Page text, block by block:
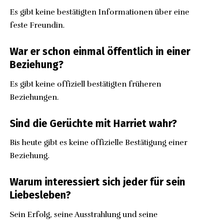
Es gibt keine bestätigten Informationen über eine
feste Freundin.
War er schon einmal öffentlich in einer
Beziehung?
Es gibt keine offiziell bestätigten früheren
Beziehungen.
Sind die Gerüchte mit Harriet wahr?
Bis heute gibt es keine offizielle Bestätigung einer
Beziehung.
Warum interessiert sich jeder für sein
Liebesleben?
Sein Erfolg, seine Ausstrahlung und seine